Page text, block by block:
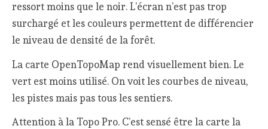
ressort moins que le noir. L’écran n’est pas trop
surchargé et les couleurs permettent de différencier
le niveau de densité de la forêt.
La carte OpenTopoMap rend visuellement bien. Le
vert est moins utilisé. On voit les courbes de niveau,
les pistes mais pas tous les sentiers.
Attention à la Topo Pro. C’est sensé être la carte la